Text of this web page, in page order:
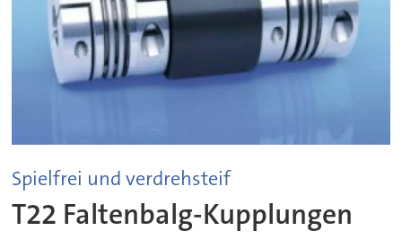
Spielfrei und verdrehsteif
T22 Faltenbalg-Kupplungen